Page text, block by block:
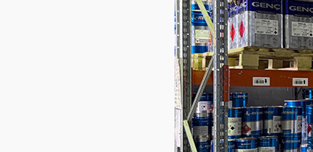
AXELOT AI
Контакты